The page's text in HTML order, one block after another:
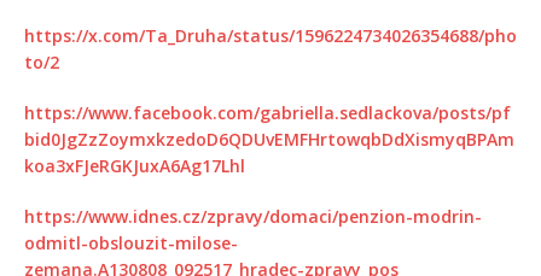
https://x.com/Ta_Druha/status/1596224734026354688/pho
to/2
https://www.facebook.com/gabriella.sedlackova/posts/pf
bid0JgZzZoymxkzedoD6QDUvEMFHrtowqbDdXismyqBPAm
koa3xFJeRGKJuxA6Ag17Lhl
https://www.idnes.cz/zpravy/domaci/penzion-modrin-
odmitl-obslouzit-milose-
zemana.A130808_092517_hradec-zpravy_pos